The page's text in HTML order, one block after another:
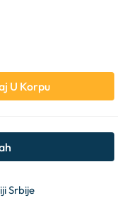
U Korpu
Srbije